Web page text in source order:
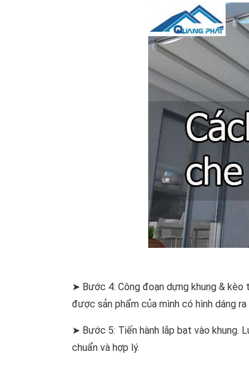
➤ Bước 4: Công đoạn dựng khung & kèo
được sản phẩm của mình có hình dáng ra
➤ Bước 5: Tiến hành lắp bạt vào khung.
chuẩn và hợp lý.